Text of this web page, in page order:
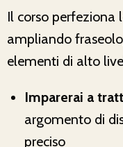
Il corso perfeziona
ampliando
elementi di alto
Imparerai a
argomento di
preciso